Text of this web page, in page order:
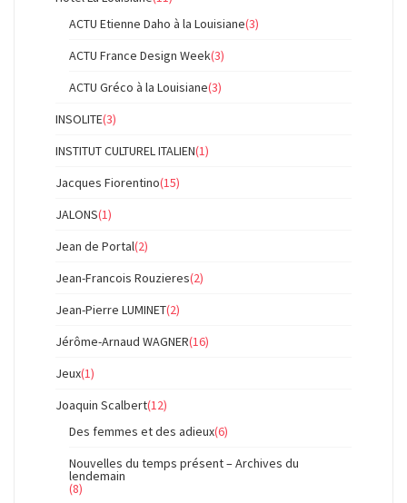
ACTU Etienne Daho à la Louisiane(3)
ACTU France Design Week(3)
ACTU Gréco à la Louisiane(3)
INSOLITE(3)
INSTITUT CULTUREL ITALIEN(1)
Jacques Fiorentino(15)
JALONS(1)
Jean de Portal(2)
Jean-Francois Rouzieres(2)
Jean-Pierre LUMINET(2)
Jérôme-Arnaud WAGNER(16)
Jeux(1)
Joaquin Scalbert(12)
Des femmes et des adieux(6)
Nouvelles du temps présent – Archives du
lendemain
(8)